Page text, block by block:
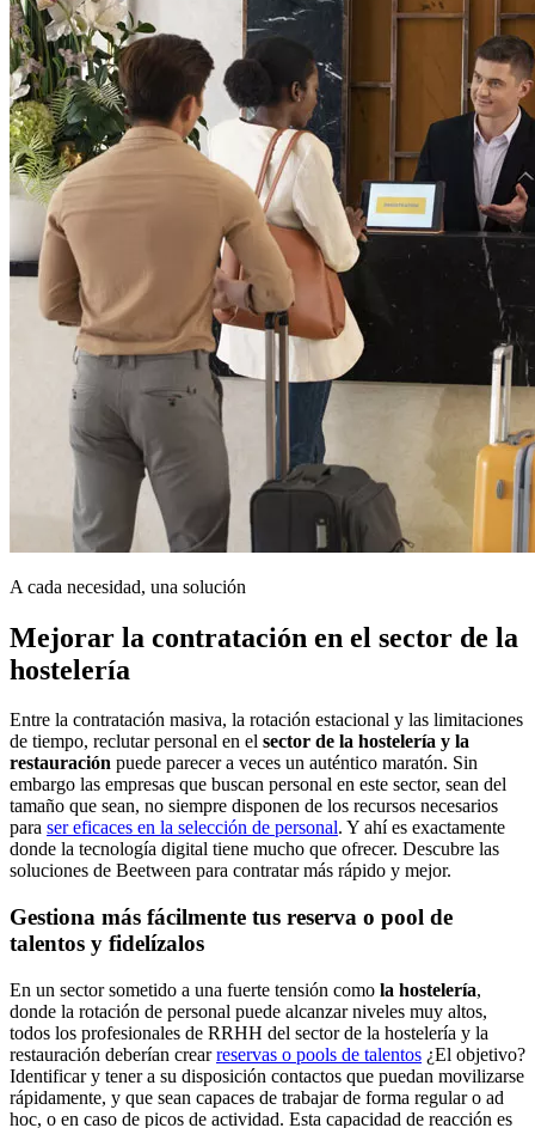
A cada necesidad, una solución
Mejorar la contratación en el sector de la
hostelería
Entre la contratación masiva, la rotación estacional y las limitaciones
de tiempo, reclutar personal en el sector de la hostelería y la
restauración puede parecer a veces un auténtico maratón. Sin
embargo las empresas que buscan personal en este sector, sean del
tamaño que sean, no siempre disponen de los recursos necesarios
para ser eficaces en la selección de personal. Y ahí es exactamente
donde la tecnología digital tiene mucho que ofrecer. Descubre las
soluciones de Beetween para contratar más rápido y mejor.
Gestiona más fácilmente tus reserva o pool de
talentos y fidelízalos
En un sector sometido a una fuerte tensión como la hostelería,
donde la rotación de personal puede alcanzar niveles muy altos,
todos los profesionales de RRHH del sector de la hostelería y la
restauración deberían crearreservas o pools de talentos ¿El objetivo?
Identificar y tener a su disposición contactos que puedan movilizarse
rápidamente, y que sean capaces de trabajar de forma regular o ad
hoc, o en caso de picos de actividad. Esta capacidad de reacción es